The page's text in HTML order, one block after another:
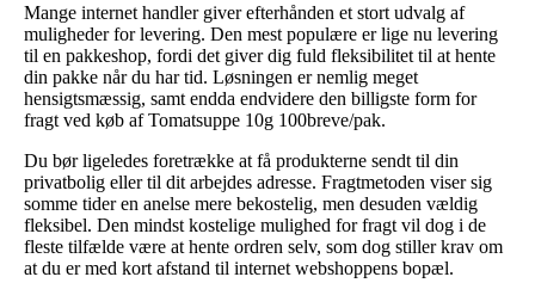
Mange internet handler giver efterhånden et stort udvalg af
muligheder for levering. Den mest populære er lige nu levering
til en pakkeshop, fordi det giver dig fuld fleksibilitet til at hente
din pakke når du har tid. Løsningen er nemlig meget
hensigtsmæssig, samt endda endvidere den billigste form for
fragt ved køb af Tomatsuppe 10g 100breve/pak.
Du bør ligeledes foretrække at få produkterne sendt til din
privatbolig eller til dit arbejdes adresse. Fragtmetoden viser sig
somme tider en anelse mere bekostelig, men desuden vældig
fleksibel. Den mindst kostelige mulighed for fragt vil dog i de
fleste tilfælde være at hente ordren selv, som dog stiller krav om
at du er med kort afstand til internet webshoppens bopæl.